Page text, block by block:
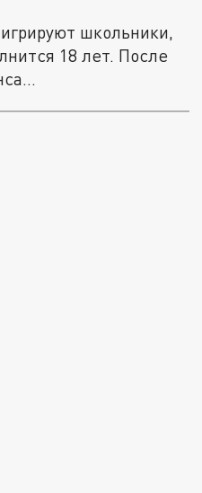
школьники,
18 лет. После